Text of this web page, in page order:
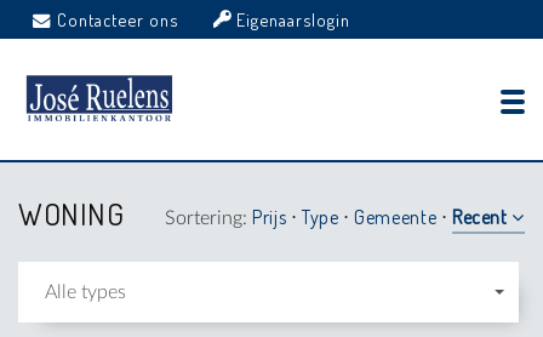
Contacteer ons Eigenaarslogin
WONING Sortering: Prijs ⋅ Type ⋅Gemeente ⋅ Recent
Alle types